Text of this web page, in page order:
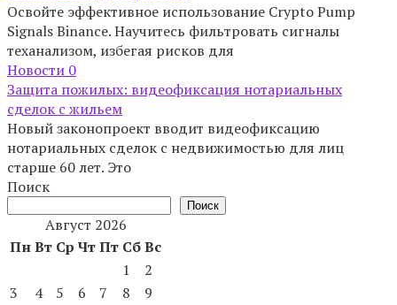
Освойте эффективное использование Crypto Pump
Signals Binance. Научитесь фильтровать сигналы
теханализом, избегая рисков для
Новости 0
Защита пожилых: видеофиксация нотариальных
сделок с жильем
Новый законопроект вводит видеофиксацию
нотариальных сделок с недвижимостью для лиц
старше 60 лет. Это
Поиск
Поиск
Август 2026
ПнВт Ср ЧтПт СбВс
1
2
3
4 5 6 7 8
9